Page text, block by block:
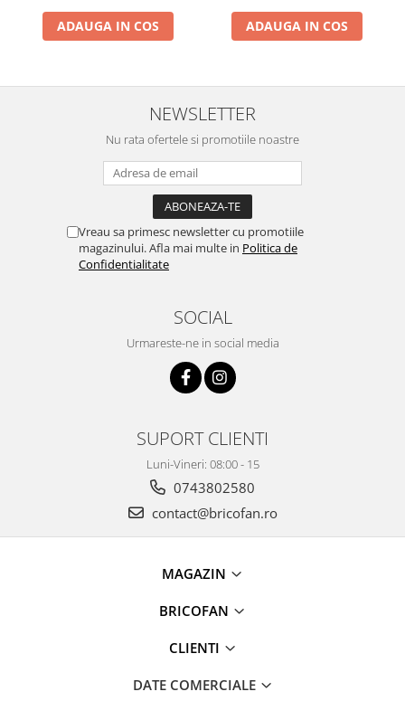
Gratare
Pirostrii si accesorii pentru gatit
Iluminat & electrice
Prelungitoare & cabluri electrice
Conectori/doze
Lampi solare
Aparate de spalat cu presiune si
Accesorii aparatele de spalat cu
Aparate de spalat cu presiune
Instalatii sanitare
Articole si accesorii pentru baie
ADAUGA IN COS ADAUGA IN COS
NEWSLETTER
Nu rata ofertele si promotiile noastre
Vreau sa primesc newsletter cu promotiile
magazinului. Afla mai multe in Politica de
Confidentialitate
SOCIAL
Urmareste-ne in social media
SUPORT CLIENTI
Luni-Vineri: 08:00 - 15
0743802580
contact@bricofan.ro
MAGAZIN
BRICOFAN
CLIENTI
DATE COMERCIALE